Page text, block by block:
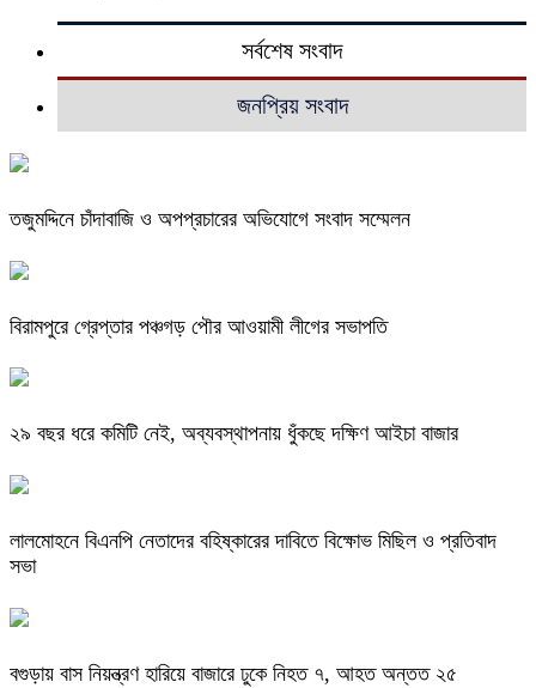
সর্বশেষ সংবাদ
জনপ্রিয় সংবাদ
তজুমদ্দিনে চাঁদাবাজি ও অপপ্রচারের অভিযোগে সংবাদ সম্মেলন
বিরামপুরে গ্রেপ্তার পঞ্চগড় পৌর আওয়ামী লীগের সভাপতি
২৯ বছর ধরে কমিটি নেই, অব্যবস্থাপনায় ধুঁকছে দক্ষিণ আইচা বাজার
লালমোহনে বিএনপি নেতাদের বহিষ্কারের দাবিতে বিক্ষোভ মিছিল ও প্রতিবাদ
সভা
বগুড়ায় বাস নিয়ন্ত্রণ হারিয়ে বাজারে ঢুকে নিহত ৭, আহত অন্তত ২৫